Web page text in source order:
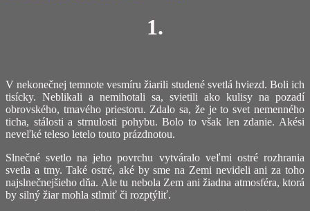
1.
V nekonečnej temnote vesmíru žiarili studené svetlá hviezd. Boli ich
tisícky. Neblikali a nemihotali sa, svietili ako kulisy na pozadí
obrovského, tmavého priestoru. Zdalo sa, že je to svet nemenného
ticha, stálosti a strnulosti pohybu. Bolo to však len zdanie. Akési
neveľké teleso letelo touto prázdnotou.
Slnečné svetlo na jeho povrchu vytváralo veľmi ostré rozhrania
svetla a tmy. Také ostré, aké by sme na Zemi nevideli ani za toho
najslnečnejšieho dňa. Ale tu nebola Zem ani žiadna atmosféra, ktorá
by silný žiar mohla stlmiť či rozptýliť.